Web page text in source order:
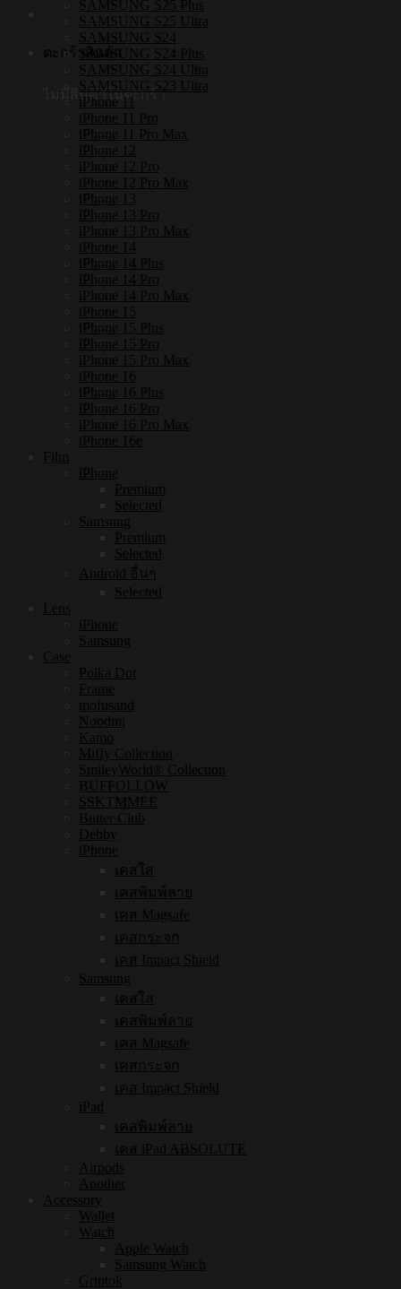
ตะกร้าสินค้า
ไม่มีสินค้าในตะกร้า
SAMSUNG S25 Plus
SAMSUNG S25 Ultra
SAMSUNG S24
SAMSUNG S24 Plus
SAMSUNG S24 Ultra
SAMSUNG S23 Ultra
iPhone 11
iPhone 11 Pro
iPhone 11 Pro Max
iPhone 12
iPhone 12 Pro
iPhone 12 Pro Max
iPhone 13
iPhone 13 Pro
iPhone 13 Pro Max
iPhone 14
iPhone 14 Plus
iPhone 14 Pro
iPhone 14 Pro Max
iPhone 15
iPhone 15 Plus
iPhone 15 Pro
iPhone 15 Pro Max
iPhone 16
iPhone 16 Plus
iPhone 16 Pro
iPhone 16 Pro Max
iPhone 16e
Film
iPhone
Premium
Selected
Samsung
Premium
Selected
Android อื่นๆ
Selected
Lens
iPhone
Samsung
Case
Polka Dot
Frame
mofusand
Noodmi
Kamo
Miffy Collection
SmileyWorld® Collection
BUFFOLLOW
SSKTMMEE
Butter Club
Debby
iPhone
เคสใส
เคสพิมพ์ลาย
เคส Magsafe
เคสกระจก
เคส Impact Shield
Samsung
เคสใส
เคสพิมพ์ลาย
เคส Magsafe
เคสกระจก
เคส Impact Shield
iPad
เคสพิมพ์ลาย
เคส iPad ABSOLUTE
Airpods
Another
Accessory
Wallet
Watch
Apple Watch
Samsung Watch
Griptok